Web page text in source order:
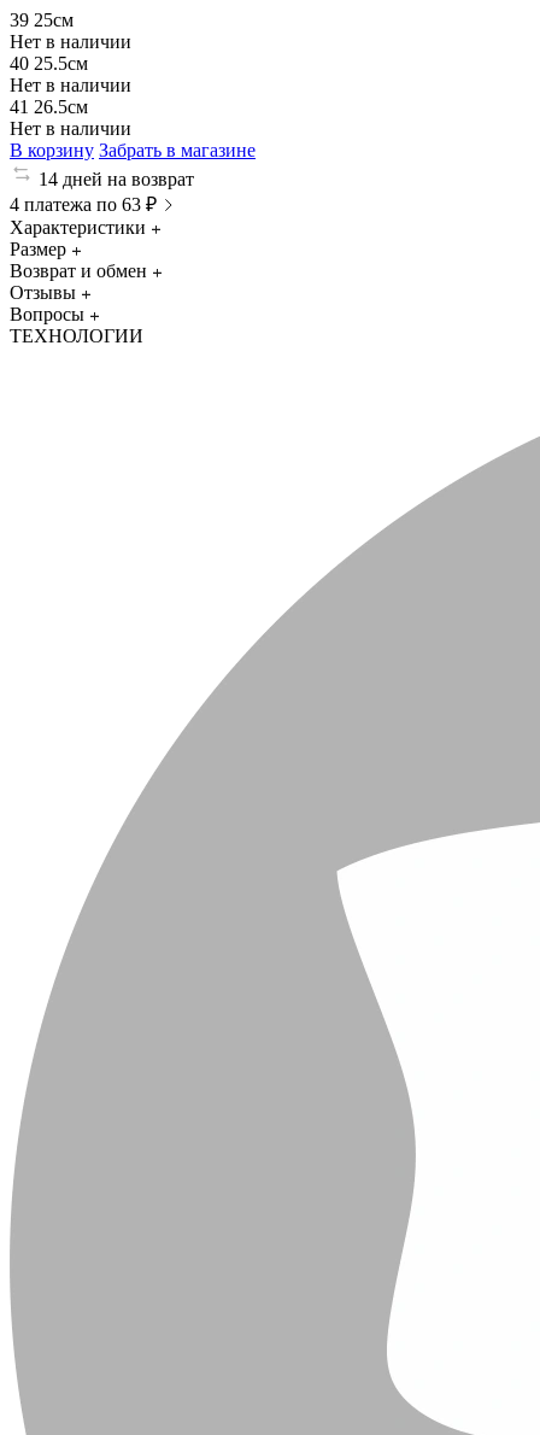
39 25см
Нет в наличии
40 25.5см
Нет в наличии
41 26.5см
Нет в наличии
В корзину Забрать в магазине
14 дней на возврат
4 платежа по 63 ₽
Характеристики
Размер
Возврат и обмен
Отзывы
Вопросы
ТЕХНОЛОГИИ